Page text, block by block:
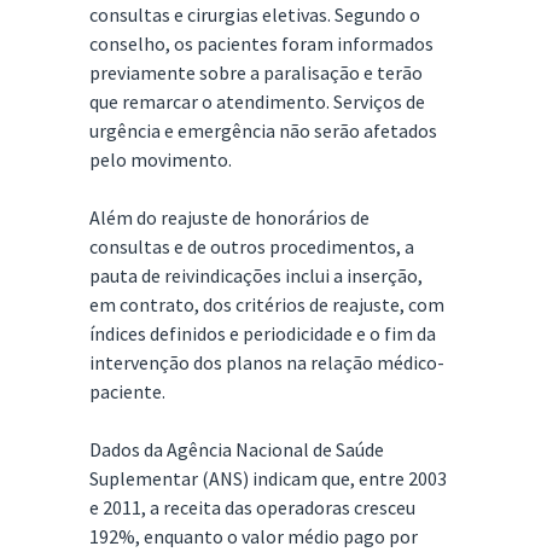
consultas e cirurgias eletivas. Segundo o
conselho, os pacientes foram informados
previamente sobre a paralisação e terão
que remarcar o atendimento. Serviços de
urgência e emergência não serão afetados
pelo movimento.
Além do reajuste de honorários de
consultas e de outros procedimentos, a
pauta de reivindicações inclui a inserção,
em contrato, dos critérios de reajuste, com
índices definidos e periodicidade e o fim da
intervenção dos planos na relação médico-
paciente.
Dados da Agência Nacional de Saúde
Suplementar (ANS) indicam que, entre 2003
e 2011, a receita das operadoras cresceu
192%, enquanto o valor médio pago por